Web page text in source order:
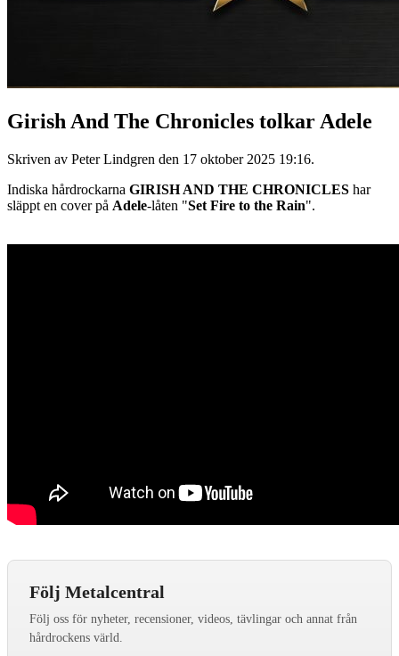
Girish And The Chronicles tolkar Adele
Skriven av Peter Lindgren den 17 oktober 2025 19:16.
Indiska hårdrockarna GIRISH AND THE CHRONICLES har
släppt en cover på Adele-låten "Set Fire to the Rain".
Följ Metalcentral
Följ oss för nyheter, recensioner, videos, tävlingar och annat från
hårdrockens värld.